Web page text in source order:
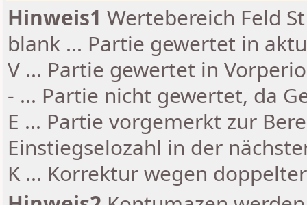
Hinweis1 Wertebereich Feld
blank ... Partie gewertet in
V ... Partie gewertet in
- ... Partie nicht gewertet, da
E ... Partie vorgemerkt zur
Einstiegselozahl in der
K ... Korrektur wegen